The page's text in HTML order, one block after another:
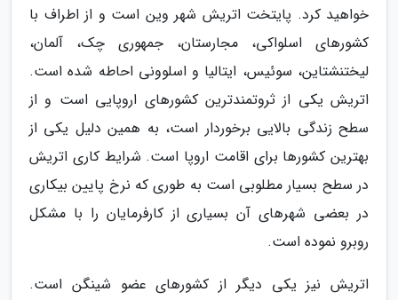
خواهید کرد. پایتخت اتریش شهر وین است و از اطراف با
کشورهای اسلواکی، مجارستان، جمهوری چک، آلمان،
لیختنشتاین، سوئیس، ایتالیا و اسلوونی احاطه شده است.
اتریش یکی از ثروتمندترین کشورهای اروپایی است و از
سطح زندگی بالایی برخوردار است، به همین دلیل یکی از
بهترین کشورها برای اقامت اروپا است. شرایط کاری اتریش
در سطح بسیار مطلوبی است به طوری که نرخ پایین بیکاری
در بعضی شهرهای آن بسیاری از کارفرمایان را با مشکل
روبرو نموده است.
اتریش نیز یکی دیگر از کشورهای عضو شینگن است.